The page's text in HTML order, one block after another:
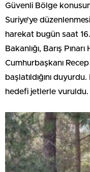
Güvenli Bölge
Suriye’ye
harekat bugün saat
Bakanlığı, Barış
Cumhurbaşkanı
başlatıldığını
hedefi jetlerle vuruldu.